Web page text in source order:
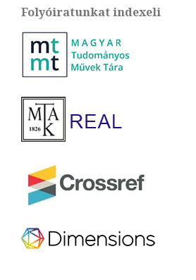
Folyóiratunkat indexeli